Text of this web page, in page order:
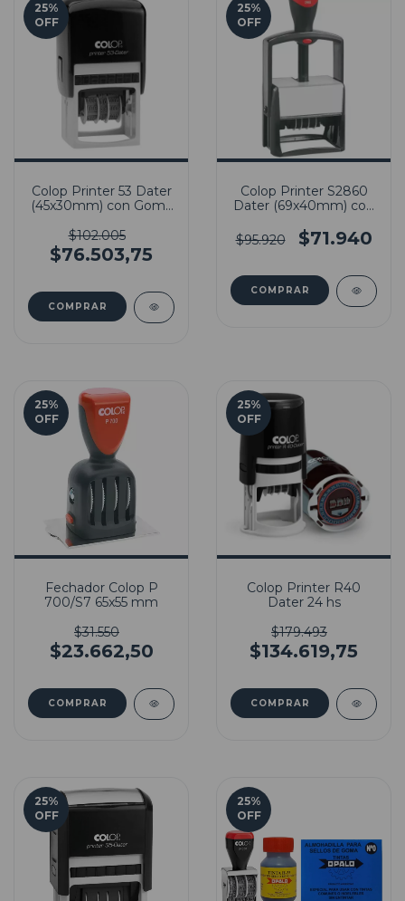
25%
OFF
Colop Printer 53 Dater
(45x30mm) con Goma
$102.005
$76.503,75
25%
OFF
Colop Printer S2860
Dater (69x40mm) con
$95.920
$71.940
25%
OFF
Fechador Colop P
700/S7 65x55 mm
$31.550
$23.662,50
25%
OFF
Colop Printer R40
Dater 24 hs
$179.493
$134.619,75
25%
OFF
25%
OFF